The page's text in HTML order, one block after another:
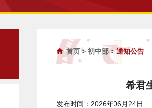
首页> 初中部>通知公告
希君
发布时间：2026年06月24日